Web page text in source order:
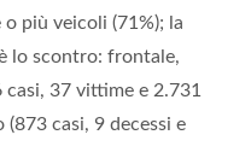
più veicoli (71%); la
lo scontro: frontale,
37 vittime e 2.731
casi, 9 decessi e